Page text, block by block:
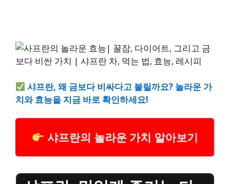
샤프란, 왜 금보다 비싸다고 불릴까요? 놀라운 가
치와 효능을 지금 바로 확인하세요!
샤프란의 놀라운 가치 알아보기